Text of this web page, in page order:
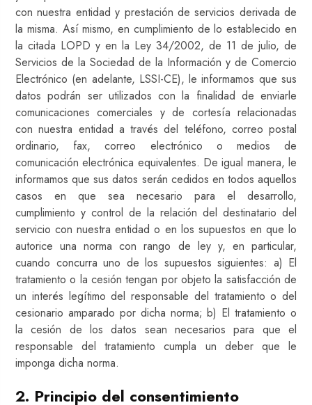
con nuestra entidad y prestación de servicios derivada de
la misma. Así mismo, en cumplimiento de lo establecido en
la citada LOPD y en la Ley 34/2002, de 11 de julio, de
Servicios de la Sociedad de la Información y de Comercio
Electrónico (en adelante, LSSI-CE), le informamos que sus
datos podrán ser utilizados con la finalidad de enviarle
comunicaciones comerciales y de cortesía relacionadas
con nuestra entidad a través del teléfono, correo postal
ordinario, fax, correo electrónico o medios de
comunicación electrónica equivalentes. De igual manera, le
informamos que sus datos serán cedidos en todos aquellos
casos en que sea necesario para el desarrollo,
cumplimiento y control de la relación del destinatario del
servicio con nuestra entidad o en los supuestos en que lo
autorice una norma con rango de ley y, en particular,
cuando concurra uno de los supuestos siguientes: a) El
tratamiento o la cesión tengan por objeto la satisfacción de
un interés legítimo del responsable del tratamiento o del
cesionario amparado por dicha norma; b) El tratamiento o
la cesión de los datos sean necesarios para que el
responsable del tratamiento cumpla un deber que le
imponga dicha norma.
2. Principio del consentimiento